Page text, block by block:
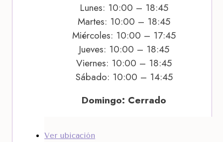
Lunes: 10:00 – 18:45
Martes: 10:00 – 18:45
Miércoles: 10:00 – 17:45
Jueves: 10:00 – 18:45
Viernes: 10:00 – 18:45
Sábado: 10:00 – 14:45
Domingo: Cerrado
Ver ubicación